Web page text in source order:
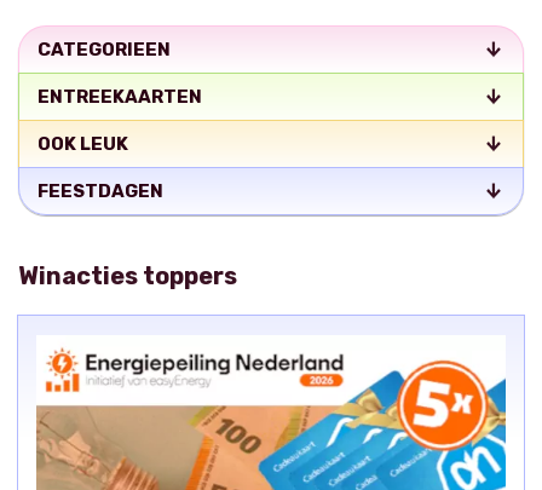
CATEGORIEEN
ENTREEKAARTEN
OOK LEUK
FEESTDAGEN
Winacties toppers